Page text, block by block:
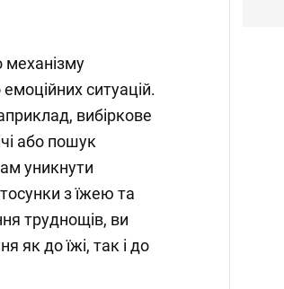
механізму
ситуацій.
вибіркове
або пошук
уникнути
з їжею та
труднощів, ви
як до їжі, так і до